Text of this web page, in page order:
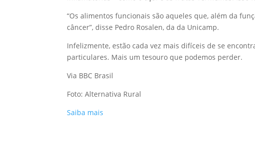
“Os alimentos funcionais são aqueles que, além da
câncer”, disse Pedro Rosalen, da da Unicamp.
Infelizmente, estão cada vez mais difíceis de se
particulares. Mais um tesouro que podemos perder.
Via BBC Brasil
Foto: Alternativa Rural
Saiba mais